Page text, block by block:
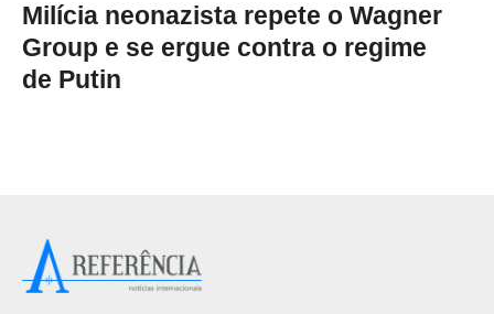
Milícia neonazista repete o Wagner
Group e se ergue contra o regime
de Putin